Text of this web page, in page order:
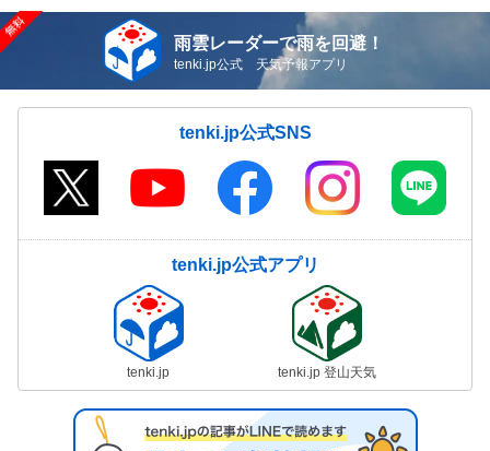
雨雲レーダーで雨を回避！
tenki.jp公式 天気予報アプリ
tenki.jp公式SNS
tenki.jp公式アプリ
tenki.jp tenki.jp 登山天気